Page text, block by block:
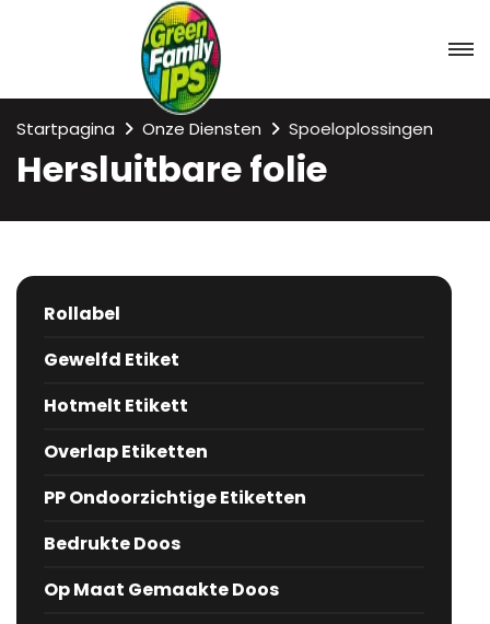
Startpagina Onze Diensten Spoeloplossingen
Hersluitbare folie
Rollabel
Gewelfd Etiket
Hotmelt Etikett
Overlap Etiketten
PP Ondoorzichtige Etiketten
Bedrukte Doos
Op Maat Gemaakte Doos